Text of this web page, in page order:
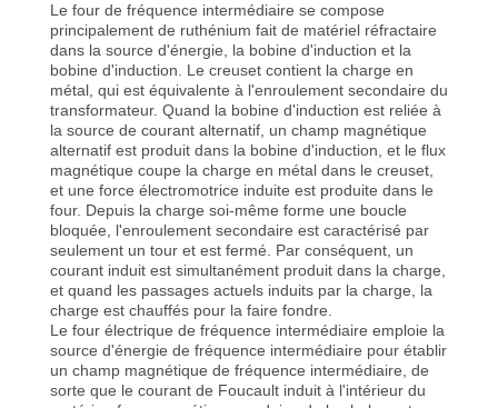
Le four de fréquence intermédiaire se compose
principalement de ruthénium fait de matériel réfractaire
dans la source d'énergie, la bobine d'induction et la
bobine d'induction. Le creuset contient la charge en
métal, qui est équivalente à l'enroulement secondaire du
transformateur. Quand la bobine d'induction est reliée à
la source de courant alternatif, un champ magnétique
alternatif est produit dans la bobine d'induction, et le flux
magnétique coupe la charge en métal dans le creuset,
et une force électromotrice induite est produite dans le
four. Depuis la charge soi-même forme une boucle
bloquée, l'enroulement secondaire est caractérisé par
seulement un tour et est fermé. Par conséquent, un
courant induit est simultanément produit dans la charge,
et quand les passages actuels induits par la charge, la
charge est chauffés pour la faire fondre.
Le four électrique de fréquence intermédiaire emploie la
source d'énergie de fréquence intermédiaire pour établir
un champ magnétique de fréquence intermédiaire, de
sorte que le courant de Foucault induit à l'intérieur du